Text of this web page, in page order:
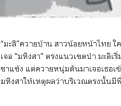
“มะลิ”ควายบ้าน สาวน้อยหน้าไทย
เจอ “มหิงสา” ตรงแนวเขตป่า มะลิ
ขาแข้ง แต่ควายหนุ่มดันมาเจอเธอเ
มหิงสาให้เหตุผลว่าบริเวณตรงนั้นมี